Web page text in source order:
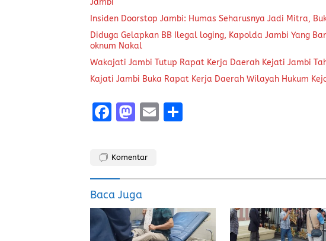
Jambi
Insiden Doorstop Jambi: Humas Seharusnya Jadi Mitra,
Diduga Gelapkan BB Ilegal loging, Kapolda Jambi Yang
oknum Nakal
Wakajati Jambi Tutup Rapat Kerja Daerah Kejati Jambi
Kajati Jambi Buka Rapat Kerja Daerah Wilayah Hukum
F
ce
o
o
k
M
st
d
o
n
E
Komentar
Baca Juga